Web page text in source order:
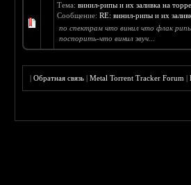
Тема:винил-рипы и их заливка на
Сообщение:RE: винил-рипы и их
по спектрам что винил что флак
поспорить-что винил звуч...
|Обратная связь |Metal Torrent Tracker Forum |